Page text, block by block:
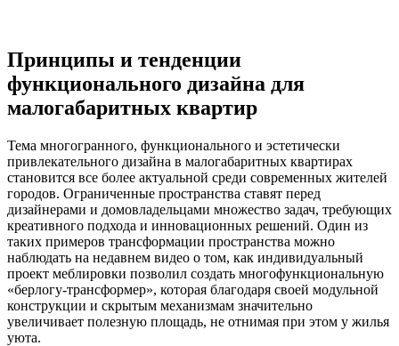
Принципы и тенденции
функционального дизайна для
малогабаритных квартир
Тема многогранного, функционального и эстетически
привлекательного дизайна в малогабаритных квартирах
становится все более актуальной среди современных жителей
городов. Ограниченные пространства ставят перед
дизайнерами и домовладельцами множество задач, требующих
креативного подхода и инновационных решений. Один из
таких примеров трансформации пространства можно
наблюдать на недавнем видео о том, как индивидуальный
проект меблировки позволил создать многофункциональную
«берлогу-трансформер», которая благодаря своей модульной
конструкции и скрытым механизмам значительно
увеличивает полезную площадь, не отнимая при этом у жилья
уюта.